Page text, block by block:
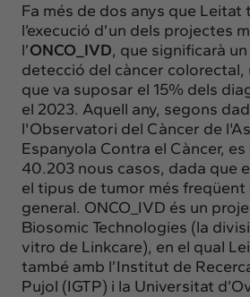
Fa més de dos anys que Leitat
l’execució d’un dels projectes
l’ONCO_IVD, que significarà
detecció del càncer
que va suposar el 15% dels
el 2023. Aquell any, segons
l'Observatori del Càncer de
Espanyola Contra el Càncer,
40.203 nous casos, dada que
el tipus de tumor més
general. ONCO_IVD és un
Biosomic Technologies (la
vitro de Linkcare), en el qual
també amb l’Institut de
Pujol (IGTP) i la Universitat